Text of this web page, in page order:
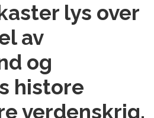
lys over
av
og
histore
verdenskrig.